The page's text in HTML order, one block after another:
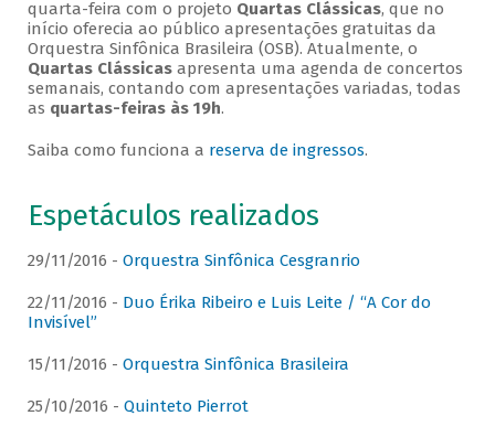
quarta-feira com o projeto Quartas Clássicas, que no
início oferecia ao público apresentações gratuitas da
Orquestra Sinfônica Brasileira (OSB). Atualmente, o
Quartas Clássicasapresenta uma agenda de concertos
semanais, contando com apresentações variadas, todas
as quartas-feiras às 19h.
Saiba como funciona a reserva de ingressos.
Espetáculos realizados
29/11/2016 - Orquestra Sinfônica Cesgranrio
22/11/2016 - Duo Érika Ribeiro e Luis Leite / “A Cor do
Invisível”
15/11/2016 - Orquestra Sinfônica Brasileira
25/10/2016 - Quinteto Pierrot